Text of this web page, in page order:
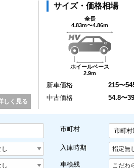
しく見る
サイズ・価格相場
全長
4.83m〜4.86m
ホイールベース
2.9m
新車価格 215〜
中古価格 54.8〜
市町村 市町村
入庫時期
車検残